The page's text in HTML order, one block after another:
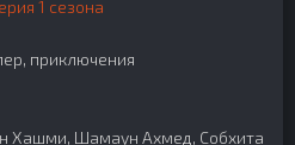
1 сезона
приключения
Хашми, Шамаун Ахмед, Собхита